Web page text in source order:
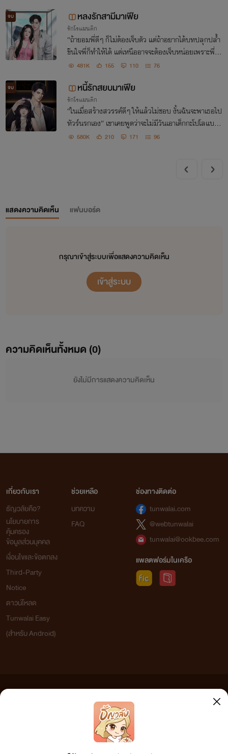
จบ หลงรักสามีมาเฟีย
รักโรแมนติก
“ถ้ายอมพี่ดีๆ ก็ไม่ต้องเจ็บตัว แต่ถ้าอยากได้บทปลุกปล้ำ
ขืนใจพี่ก็ทำให้ได้ แต่เหนืออาจจะต้องเจ็บหน่อยเพราะพี่ทำ
แล้ว พี่จะไม่หยุด” ก่อนหน้านั้นเขาคือพี่ชายที่แสนดี แต่ไ
481K 155 110 76
จบ หนี้รักสยบมาเฟีย
รักโรแมนติก
“ในเมื่อสร้างสวรรค์ดีๆ ให้แล้วไม่ชอบ งั้นฉันจะพาเธอไป
ทัวร์นรกเอง” เขาเคยพูดว่าจะไม่มีวันเอาเด็กกะโปโลแบบเ
ธอมาเป็นเมีย แล้วทำไมถึงกลืนน้ำลายตัวเองได้อย่างน่า
580K 210 171 96
แสดงความคิดเห็น แฟนบอร์ด
กรุณาเข้าสู่ระบบเพื่อแสดงความคิดเห็น
เข้าสู่ระบบ
ความคิดเห็นทั้งหมด (0)
ยังไม่มีการแสดงความคิดเห็น
เกี่ยวกับเรา
ธัญวลัยคือ?
นโยบายการ
คุ้มครอง
ข้อมูลส่วนบุคคล
เงื่อนไขและข้อตกลง
Third-Party
Notice
ดาวน์โหลด
Tunwalai Easy
(สำหรับ Android)
ช่วยเหลือ
บทความ
FAQ
ช่องทางติดต่อ
tunwalai.com
@webtunwalai
tunwalai@ookbee.com
แพลตฟอร์มในเครือ
เว็บไซต์แห่งนี้ไม่ได้เห็นด้วยและไม่ขอรับผิดชอบต่อข้อความใดๆ ทั้งสิ้น ดังนั้นผู้อ่านทุกท่านโปรดใช้
วิจารณญาณในการกลั่นกรองด้วยตนเอง และหากท่านพบข้อความใดๆ ที่ขัดต่อกฎหมายและศีลธรรม
เพื่อทีมงานจะได้ดำเนินการในทันที ทั้งนี้ ทางเว็บไซต์ขอสงวน
ลิขสิทธิ์ตามพระราชบัญญัติลิขสิทธิ์ (ฉบับเพิ่มเติม) พ.ศ.2558